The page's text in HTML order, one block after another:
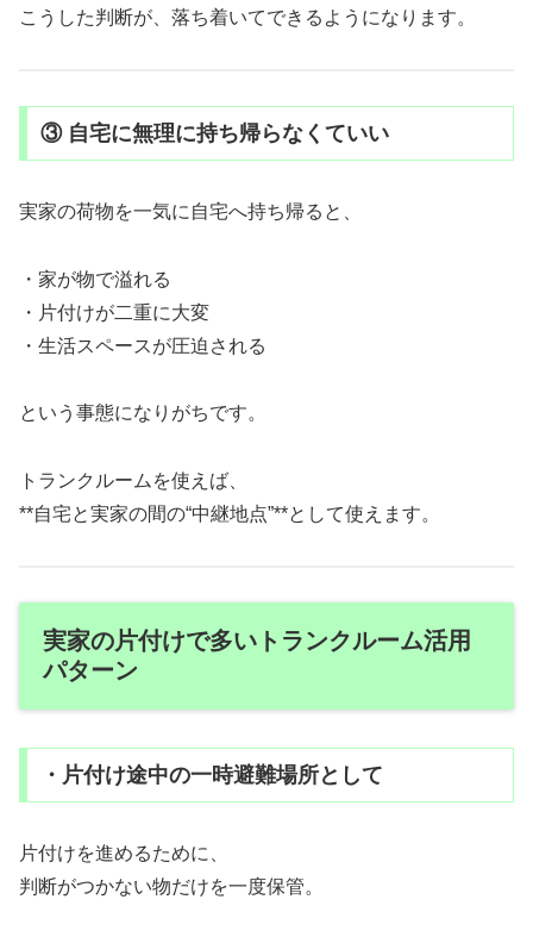
こうした判断が、落ち着いてできるようになります。
③ 自宅に無理に持ち帰らなくていい
実家の荷物を一気に自宅へ持ち帰ると、
・家が物で溢れる
・片付けが二重に大変
・生活スペースが圧迫される
という事態になりがちです。
トランクルームを使えば、
**自宅と実家の間の“中継地点”**として使えます。
実家の片付けで多いトランクルーム活用
パターン
・片付け途中の一時避難場所として
片付けを進めるために、
判断がつかない物だけを一度保管。